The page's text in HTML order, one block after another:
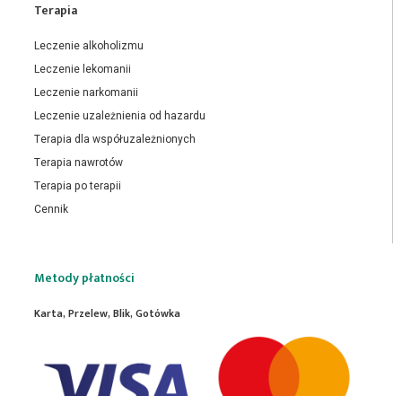
Terapia
Leczenie alkoholizmu
Leczenie lekomanii
Leczenie narkomanii
Leczenie uzależnienia od hazardu
Terapia dla współuzależnionych
Terapia nawrotów
Terapia po terapii
Cennik
Metody płatności
Karta, Przelew, Blik, Gotówka